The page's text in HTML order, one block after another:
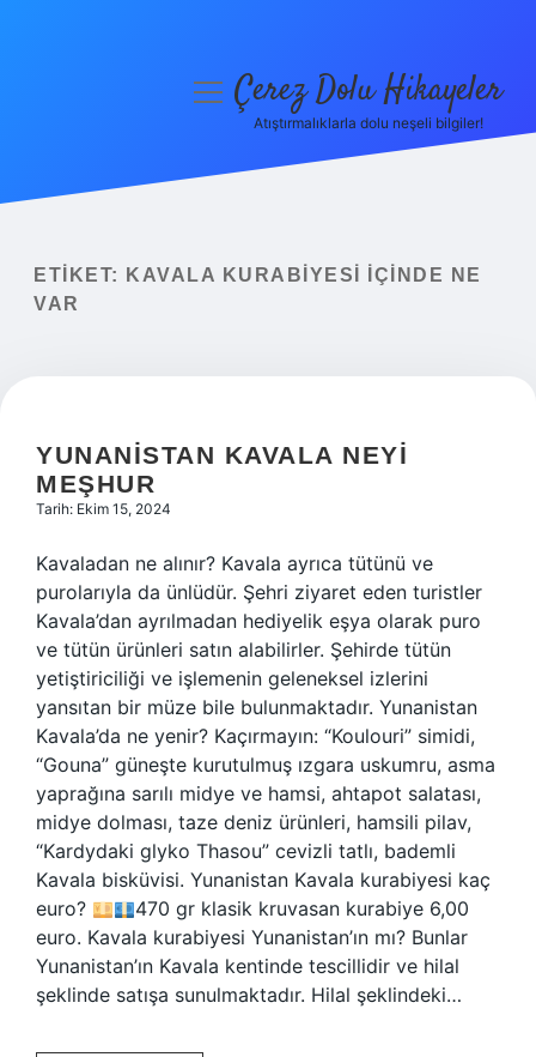
Yasal Uyarı
menüyüÇerez Dolu Hikayeler
Atıştırmalıklarla dolu neşeli bilgiler!
ETIKET:
KAVALA KURABIYESI IÇINDE NE
VAR
YUNANISTAN KAVALA NEYI
MEŞHUR
Tarih: Ekim 15, 2024
Kavaladan ne alınır? Kavala ayrıca tütünü ve
purolarıyla da ünlüdür. Şehri ziyaret eden turistler
Kavala’dan ayrılmadan hediyelik eşya olarak puro
ve tütün ürünleri satın alabilirler. Şehirde tütün
yetiştiriciliği ve işlemenin geleneksel izlerini
yansıtan bir müze bile bulunmaktadır. Yunanistan
Kavala’da ne yenir? Kaçırmayın: “Koulouri” simidi,
“Gouna” güneşte kurutulmuş ızgara uskumru, asma
yaprağına sarılı midye ve hamsi, ahtapot salatası,
midye dolması, taze deniz ürünleri, hamsili pilav,
“Kardydaki glyko Thasou” cevizli tatlı, bademli
Kavala bisküvisi. Yunanistan Kavala kurabiyesi kaç
euro?
470 gr klasik kruvasan kurabiye 6,00
euro. Kavala kurabiyesi Yunanistan’ın mı? Bunlar
Yunanistan’ın Kavala kentinde tescillidir ve hilal
şeklinde satışa sunulmaktadır. Hilal şeklindeki…